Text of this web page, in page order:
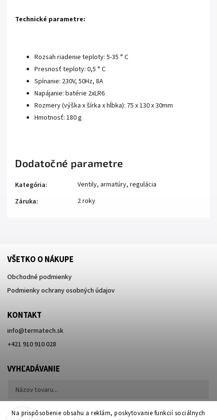
Na prispôsobenie obsahu a reklám, poskytovanie funkcií sociálnych
Technické parametre:
Rozsah riadenie teploty: 5-35 ° C
Presnosť teploty: 0,5 ° C
Spínanie: 230V, 50Hz, 8A
Napájanie: batérie 2xLR6
Rozmery (výška x šírka x hĺbka): 75 x 130 x 30mm
Hmotnosť: 180 g
Dodatočné parametre
Kategória:
Ventily, armatúry, regulácia
Záruka: 2 roky
VŠETKO O NÁKUPE
Obchodné podmienky
Podmienky ochrany osobných údajov
KONTAKT
info@termatech.sk
+421 910 910 028
VYHĽADÁVANIE
Hľadať